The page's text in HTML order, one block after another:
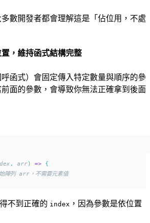
多數開發者都會理解這是「佔位用，不處
，維持函式結構完整
函式）會固定傳入特定數量與順序的參
面的參數，會導致你無法正確拿到後面
, arr) => {
列 arr，不需要元素值
得不到正確的 index ，因為參數是依位置